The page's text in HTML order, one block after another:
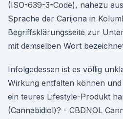
(ISO-639-3-Code), nahezu
Sprache der Carijona in
Begriffsklärungsseite zur
mit demselben Wort
Infolgedessen ist es völlig
Wirkung entfalten können
ein teures Lifestyle-Produkt
(Cannabidiol)? - CBDNOL